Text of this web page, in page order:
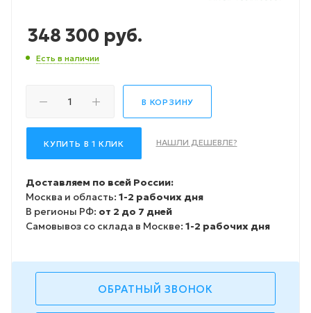
348 300 руб.
Есть в наличии
В КОРЗИНУ
КУПИТЬ В 1 КЛИК НАШЛИ ДЕШЕВЛЕ?
Доставляем по всей России:
Москва и область: 1-2 рабочих дня
В регионы РФ: от 2 до 7 дней
Самовывоз со склада в Москве: 1-2 рабочих дня
ОБРАТНЫЙ ЗВОНОК